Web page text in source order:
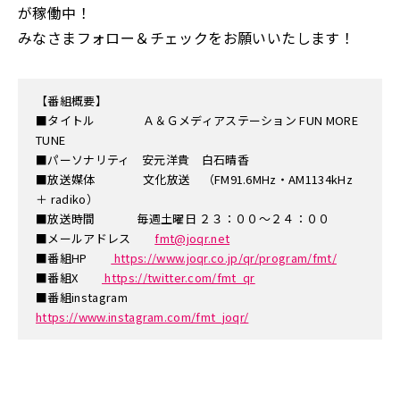
が稼働中！
みなさまフォロー＆チェックをお願いいたします！
【番組概要】
■タイトル Ａ＆Ｇメディアステーション FUN MORE
TUNE
■パーソナリティ 安元洋貴 白石晴香
■放送媒体 文化放送 （FM91.6MHz・AM1134kHz
＋ radiko）
■放送時間 毎週土曜日 ２３：００～２４：００
■メールアドレスfmt@joqr.net
■番組HP
https://www.joqr.co.jp/qr/program/fmt/
■番組X
https://twitter.com/fmt_qr
■番組instagram
https://www.instagram.com/fmt_joqr/